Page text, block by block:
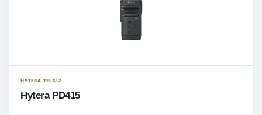
HYTERA TELSIZ
Hytera PD415